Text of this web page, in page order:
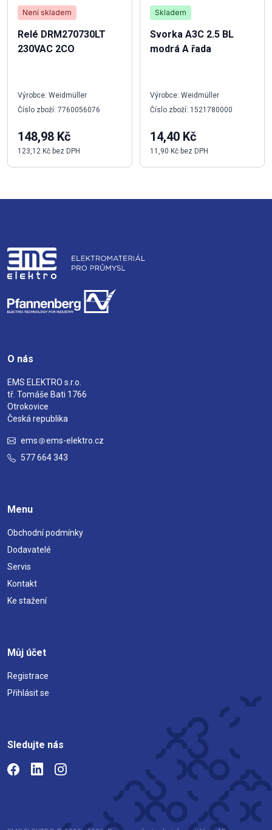
Není skladem
Relé DRM270730LT
230VAC 2CO
Výrobce: Weidmüller
Číslo zboží: 7760056076
148,98 Kč
123,12 Kč bez DPH
Skladem
Svorka A3C 2.5 BL
modrá A řada
Výrobce: Weidmüller
Číslo zboží: 1521780000
14,40 Kč
11,90 Kč bez DPH
O nás
EMS ELEKTRO s.r.o.
tř. Tomáše Bati 1766
Otrokovice
Česká republika
ems
ems-elektro.cz
577 664 343
Menu
Obchodní podmínky
Dodavatelé
Servis
Kontakt
Ke stažení
Můj účet
Registrace
Přihlásit se
Sledujte nás